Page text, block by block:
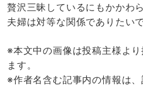
贅沢三昧しているにもかかわ
夫婦は対等な関係でありたいで
※本文中の画像は投稿主様よ
ます。
※作者名含む記事内の情報は